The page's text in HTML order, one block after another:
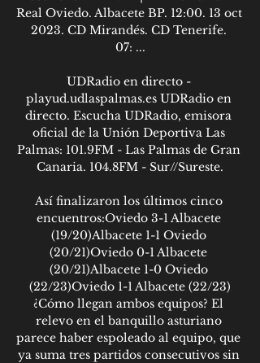
Real Oviedo. Albacete BP. 12:00. 13 oct
2023. CD Mirandés. CD Tenerife.
07: ...
UDRadio en directo -
playud.udlaspalmas.es UDRadio en
directo. Escucha UDRadio, emisora
oficial de la Unión Deportiva Las
Palmas: 101.9FM - Las Palmas de Gran
Canaria. 104.8FM - Sur//Sureste.
Así finalizaron los últimos cinco
encuentros:Oviedo 3-1 Albacete
(19/20)Albacete 1-1 Oviedo
(20/21)Oviedo 0-1 Albacete
(20/21)Albacete 1-0 Oviedo
(22/23)Oviedo 1-1 Albacete (22/23)
¿Cómo llegan ambos equipos? El
relevo en el banquillo asturiano
parece haber espoleado al equipo, que
ya suma tres partidos consecutivos sin